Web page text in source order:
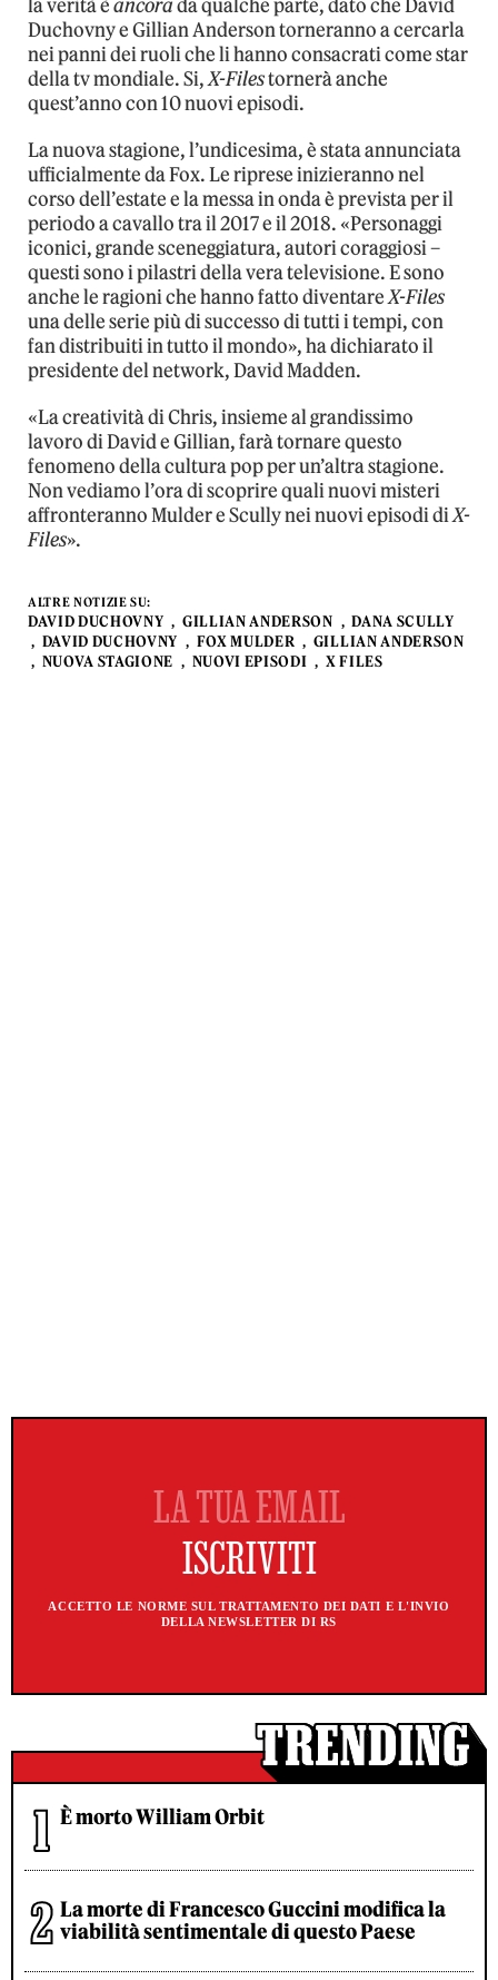
la verità èancorada qualche parte, dato che David
Duchovny e Gillian Anderson torneranno a cercarla
nei panni dei ruoli che li hanno consacrati come star
della tv mondiale. Si,X-Filestornerà anche
quest’anno con 10 nuovi episodi.
La nuova stagione, l’undicesima, è stata annunciata
ufficialmente da Fox. Le riprese inizieranno nel
corso dell’estate e la messa in onda è prevista per il
periodo a cavallo tra il 2017 e il 2018. «Personaggi
iconici, grande sceneggiatura, autori coraggiosi –
questi sono i pilastri della vera televisione. E sono
anche le ragioni che hanno fatto diventareX-Files
una delle serie più di successo di tutti i tempi, con
fan distribuiti in tutto il mondo», ha dichiarato il
presidente del network, David Madden.
«La creatività di Chris, insieme al grandissimo
lavoro di David e Gillian, farà tornare questo
fenomeno della cultura pop per un’altra stagione.
Non vediamo l’ora di scoprire quali nuovi misteri
affronteranno Mulder e Scully nei nuovi episodi diX-
Files».
ALTRE NOTIZIE SU:
DAVID DUCHOVNY GILLIAN ANDERSON
DANA SCULLY
DAVID DUCHOVNY
FOX MULDER
GILLIAN ANDERSON
NUOVA STAGIONE
NUOVI EPISODI X FILES
ACCETTO LE NORME SUL TRATTAMENTO DEI DATI E L'INVIO
DELLA NEWSLETTER DI RS
È morto William Orbit
La morte di Francesco Guccini modifica la
viabilità sentimentale di questo Paese